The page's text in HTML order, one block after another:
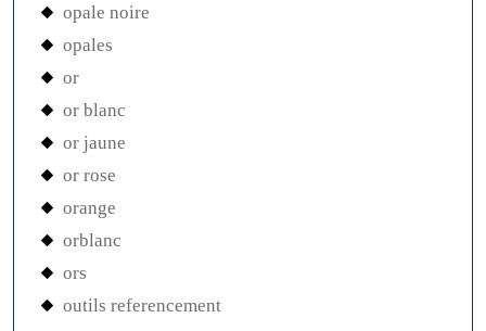
opale noire
opales
or
or blanc
or jaune
or rose
orange
orblanc
ors
outils referencement